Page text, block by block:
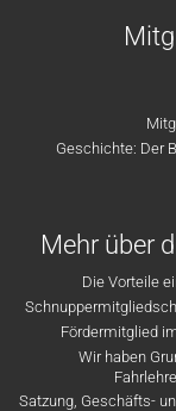
Geschichte: Der
Mehr über
Die Vorteile
Fördermitglied
Wir haben
Satzung, Geschäfts-